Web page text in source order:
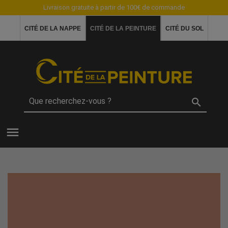
Livraison gratuite à partir de 100€ de commande
CITÉ DE LA NAPPE CITÉ DE LA PEINTURE CITÉ DU SOL

menu